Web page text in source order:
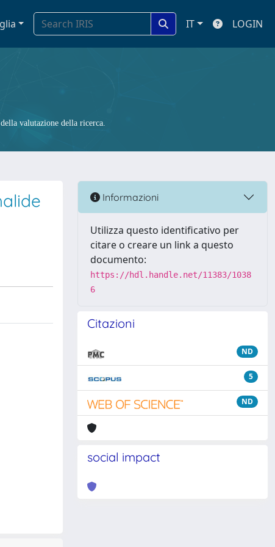
IT LOGIN
valutazione della ricerca.
Informazioni
Utilizza questo identificativo per
citare o creare un link a questo
documento:
https://hdl.handle.net/11383/1038
6
Citazioni
ND
5
ND
social impact